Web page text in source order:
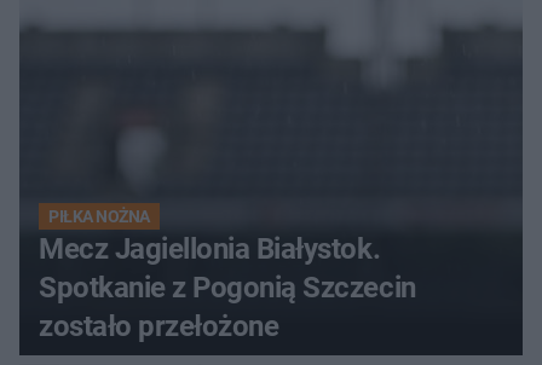
PIŁKA NOŻNA
Mecz Jagiellonia Białystok.
Spotkanie z Pogonią Szczecin
zostało przełożone